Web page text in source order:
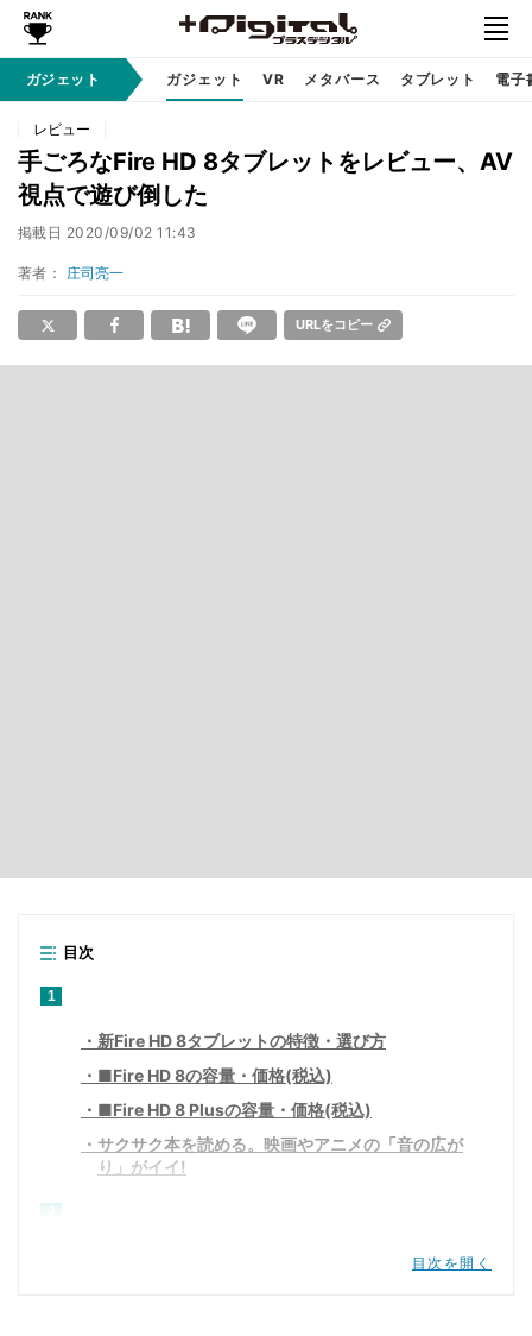
ガジェット ガジェット VR メタバース タブレット 電子
レビュー
手ごろなFire HD 8タブレットをレビュー、AV
視点で遊び倒した
掲載日 2020/09/02 11:43
著者： 庄司亮一
URLをコピー
目次
1
新Fire HD 8タブレットの特徴・選び方
■Fire HD 8の容量・価格(税込)
■Fire HD 8 Plusの容量・価格(税込)
サクサク本を読める。映画やアニメの「音の広が
り」がイイ!
Fire HD 8でワイヤレス機器は活用できる？目次を開く